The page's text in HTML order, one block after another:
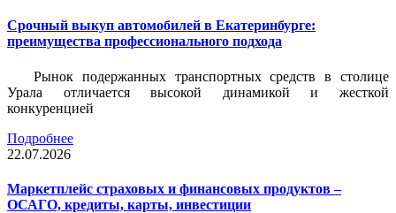
Срочный выкуп автомобилей в Екатеринбурге:
преимущества профессионального подхода
Рынок подержанных транспортных средств в столице
Урала отличается высокой динамикой и жесткой
конкуренцией
Подробнее
22.07.2026
Маркетплейс страховых и финансовых продуктов –
ОСАГО, кредиты, карты, инвестиции